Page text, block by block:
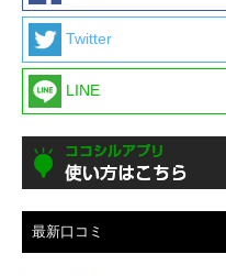
Twitter
LINE
最新口コミ